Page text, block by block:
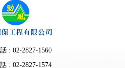
: 02-2827-1560
: 02-2827-1574